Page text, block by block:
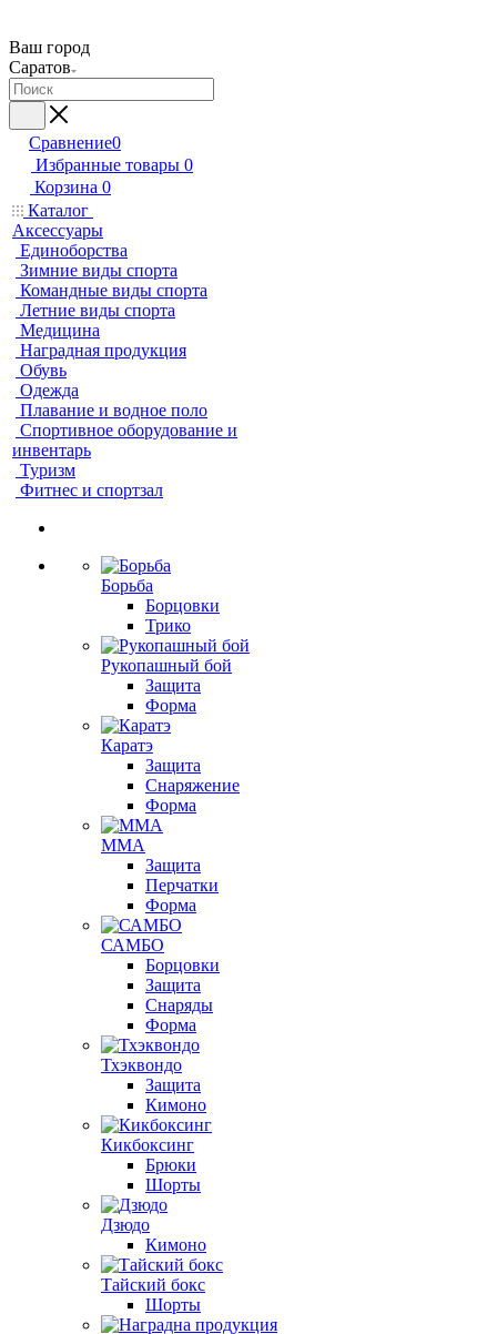
Ваш город
Саратов
Сравнение0
Избранные товары 0
Корзина 0
Каталог
Аксессуары
Единоборства
Зимние виды спорта
Командные виды спорта
Летние виды спорта
Медицина
Наградная продукция
Обувь
Одежда
Плавание и водное поло
Спортивное оборудование и
инвентарь
Туризм
Фитнес и спортзал
Борьба
Борцовки
Трико
Рукопашный бой
Защита
Форма
Каратэ
Защита
Снаряжение
Форма
ММА
Защита
Перчатки
Форма
САМБО
Борцовки
Защита
Снаряды
Форма
Тхэквондо
Защита
Кимоно
Кикбоксинг
Брюки
Шорты
Дзюдо
Кимоно
Тайский бокс
Шорты